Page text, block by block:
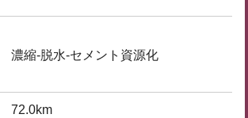
濃縮-脱水-セメント資源化
72.0km